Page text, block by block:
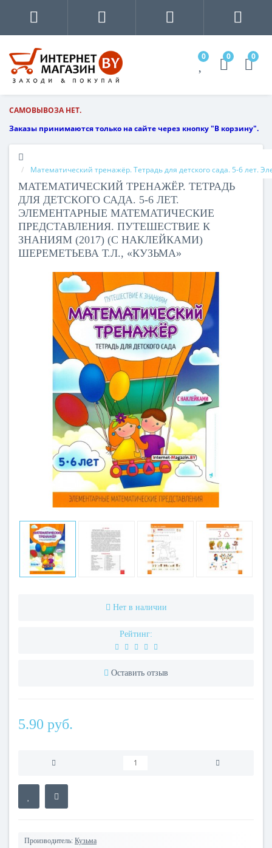
0 0 0
САМОВЫВОЗА НЕТ.
Заказы принимаются только на сайте через кнопку "В корзину".
Математический тренажёр. Тетрадь для детского сада. 5-6 лет.
МАТЕМАТИЧЕСКИЙ ТРЕНАЖЁР. ТЕТРАДЬ
ДЛЯ ДЕТСКОГО САДА. 5-6 ЛЕТ.
ЭЛЕМЕНТАРНЫЕ МАТЕМАТИЧЕСКИЕ
ПРЕДСТАВЛЕНИЯ. ПУТЕШЕСТВИЕ К
ЗНАНИЯМ (2017) (С НАКЛЕЙКАМИ)
ШЕРЕМЕТЬЕВА Т.Л., «КУЗЬМА»
Нет в наличии
Рейтинг:
Оставить отзыв
5.90 руб.
Производитель: Кузьма